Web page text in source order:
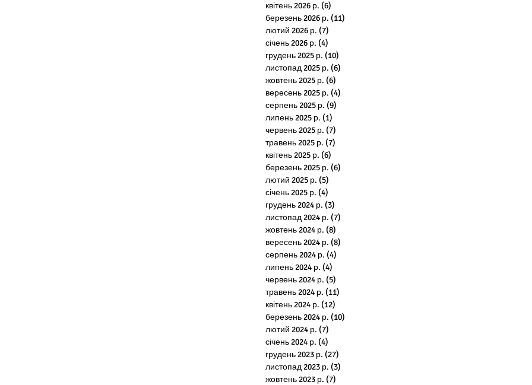
квітень 2026 р. (6)
березень 2026 р. (11)
лютий 2026 р. (7)
січень 2026 р. (4)
грудень 2025 р. (10)
листопад 2025 р. (6)
жовтень 2025 р. (6)
вересень 2025 р. (4)
серпень 2025 р. (9)
липень 2025 р. (1)
червень 2025 р. (7)
травень 2025 р. (7)
квітень 2025 р. (6)
березень 2025 р. (6)
лютий 2025 р. (5)
січень 2025 р. (4)
грудень 2024 р. (3)
листопад 2024 р. (7)
жовтень 2024 р. (8)
вересень 2024 р. (8)
серпень 2024 р. (4)
липень 2024 р. (4)
червень 2024 р. (5)
травень 2024 р. (11)
квітень 2024 р. (12)
березень 2024 р. (10)
лютий 2024 р. (7)
січень 2024 р. (4)
грудень 2023 р. (27)
листопад 2023 р. (3)
жовтень 2023 р. (7)